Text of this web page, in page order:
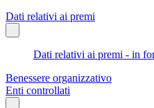
Dati relativi ai premi
Dati relativi ai premi - in
Benessere organizzativo
Enti controllati